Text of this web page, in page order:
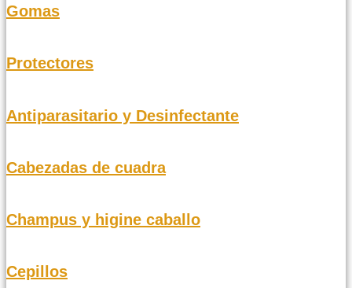
Gomas
Protectores
Antiparasitario y Desinfectante
Cabezadas de cuadra
Champus y higine caballo
Cepillos